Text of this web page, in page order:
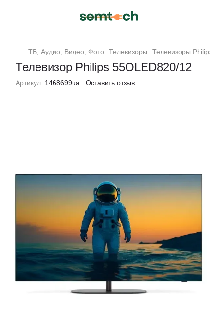
ТВ, Аудио, Видео, Фото Телевизоры Телевизоры Philips
Телевизор Philips 55OLED820/12
Артикул: 1468699ua Оставить отзыв